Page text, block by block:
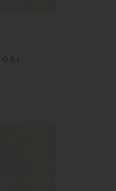
0.5 l